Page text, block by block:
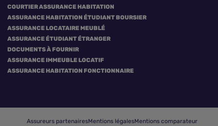
COURTIER ASSURANCE HABITATION
ASSURANCE HABITATION ÉTUDIANT BOURSIER
ASSURANCE LOCATAIRE MEUBLÉ
ASSURANCE ÉTUDIANT ÉTRANGER
DOCUMENTS À FOURNIR
ASSURANCE IMMEUBLE LOCATIF
ASSURANCE HABITATION FONCTIONNAIRE
Assureurs partenairesMentions légalesMentions comparateur